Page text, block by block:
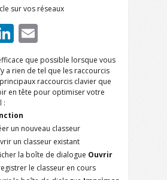
sur vos réseaux
LinkedIn
que possible lorsque vous
a rien de tel que les raccourcis
raccourcis clavier que
en tête pour optimiser votre
:
un nouveau classeur
un classeur existant
la boîte de dialogue Ouvrir
le classeur en cours